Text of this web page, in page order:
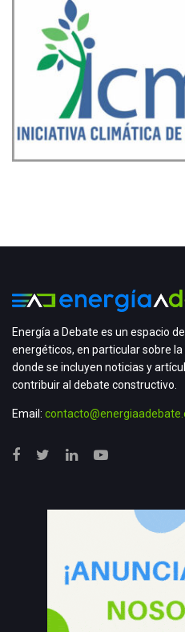
Energía a Debate es un espacio
energéticos, en particular sobre
donde se incluyen noticias y
contribuir al debate constructivo.
Email: